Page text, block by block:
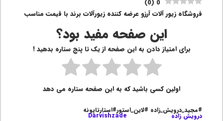
0
(
0
)
فروشگاه زیور آلات آرزو عرضه کننده زیورآلات برند با قیمت مناسب
این صفحه مفید بود؟
برای امتیاز دادن به این صفحه از یک تا پنج ستاره بدهید !
اولین کسی باشید که به این صفحه ستاره می دهد
#مجید_درویش_زاده #لاین_استور#استارتاپونه
درویش زاده Darvishzade